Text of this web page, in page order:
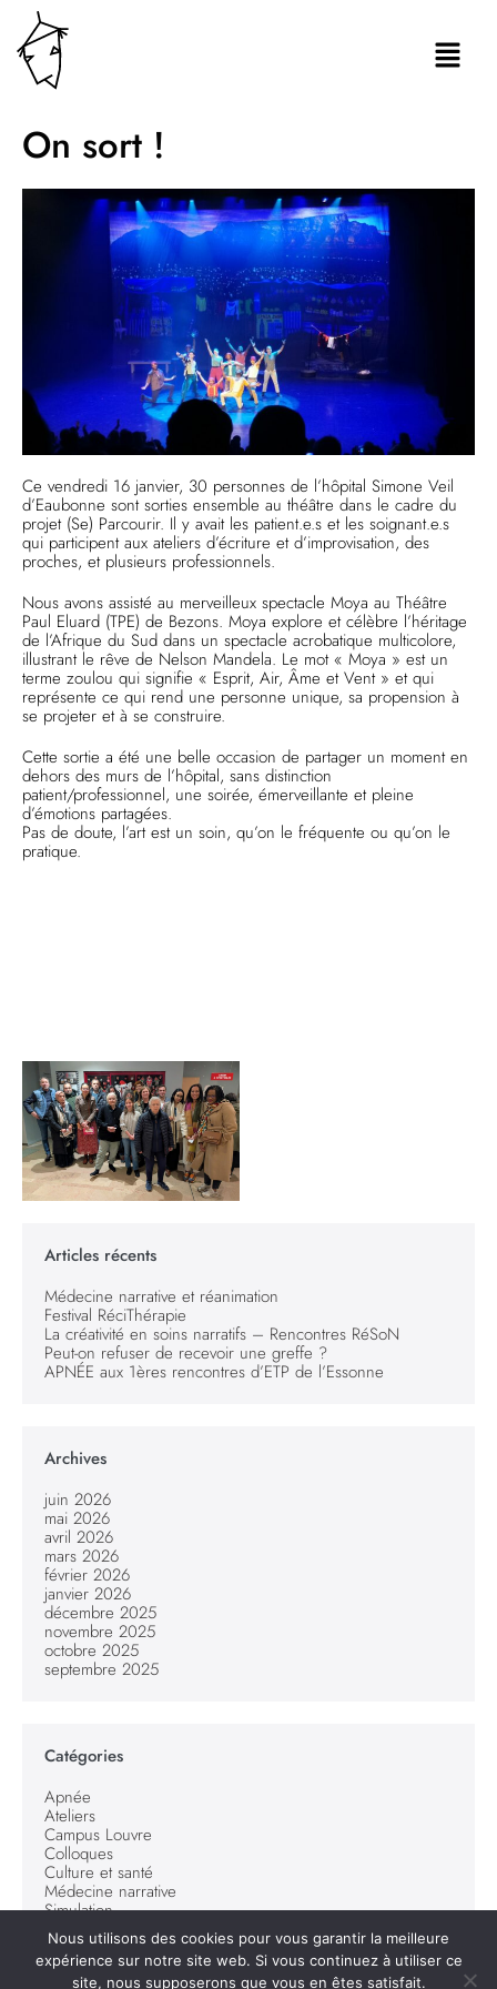
On sort !
Ce vendredi 16 janvier, 30 personnes de l’hôpital Simone Veil
d’Eaubonne sont sorties ensemble au théâtre dans le cadre du
projet (Se) Parcourir. Il y avait les patient.e.s et les soignant.e.s
qui participent aux ateliers d’écriture et d’improvisation, des
proches, et plusieurs professionnels.
Nous avons assisté au merveilleux spectacle Moya au Théâtre
Paul Eluard (TPE) de Bezons. Moya explore et célèbre l’héritage
de l’Afrique du Sud dans un spectacle acrobatique multicolore,
illustrant le rêve de Nelson Mandela. Le mot « Moya » est un
terme zoulou qui signifie « Esprit, Air, Âme et Vent » et qui
représente ce qui rend une personne unique, sa propension à
se projeter et à se construire.
Cette sortie a été une belle occasion de partager un moment en
dehors des murs de l’hôpital, sans distinction
patient/professionnel, une soirée, émerveillante et pleine
d’émotions partagées.
Pas de doute, l’art est un soin, qu’on le fréquente ou qu’on le
pratique.
Articles récents
Médecine narrative et réanimation
Festival RéciThérapie
La créativité en soins narratifs – Rencontres RéSoN
Peut-on refuser de recevoir une greffe ?
APNÉE aux 1ères rencontres d’ETP de l’Essonne
Archives
juin 2026
mai 2026
avril 2026
mars 2026
février 2026
janvier 2026
décembre 2025
novembre 2025
octobre 2025
septembre 2025
Catégories
Apnée
Ateliers
Campus Louvre
Colloques
Culture et santé
Médecine narrative
Simulation
Nous utilisons des cookies pour vous garantir la meilleure
expérience sur notre site web. Si vous continuez à utiliser ce
site, nous supposerons que vous en êtes satisfait.